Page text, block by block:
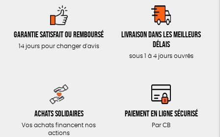
Garantie satisfait ou remboursé
14 jours pour changer d'avis
Livraison dans les meilleurs
délais
sous 1 à 4 jours ouvrés
Achats solidaires
Vos achats financent nos
actions
Paiement en ligne sécurisé
Par CB